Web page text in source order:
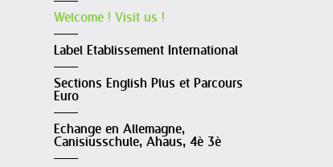
Welcome ! Visit us !
Label Etablissement International
Sections English Plus et Parcours
Euro
Echange en Allemagne,
Canisiusschule, Ahaus, 4è 3è